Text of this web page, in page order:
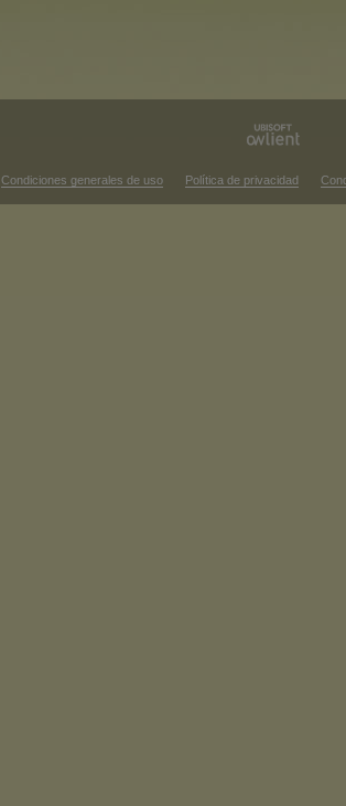
Condiciones generales de uso Política de privacidad